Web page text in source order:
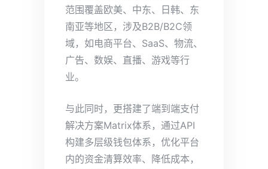
范围覆盖欧美、中东、日韩、东
南亚等地区，涉及B2B/B2C领
域，如电商平台、SaaS、物流、
广告、数娱、直播、游戏等行
业。
与此同时，更搭建了端到端支付
解决方案Matrix体系，通过API
构建多层级钱包体系，优化平台
内的资金清算效率、降低成本，